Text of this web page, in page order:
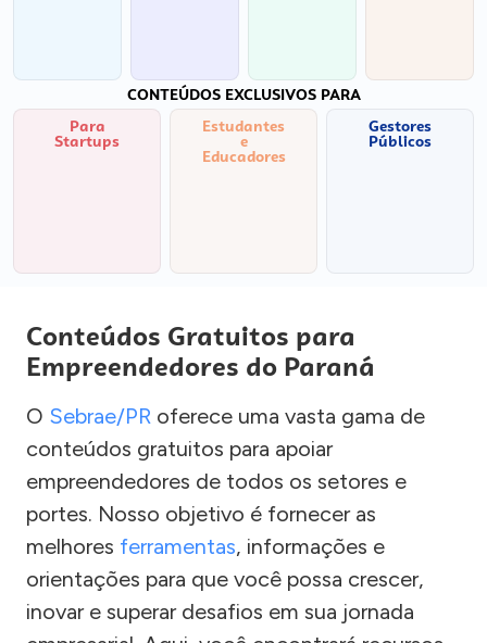
CONTEÚDOS EXCLUSIVOS PARA
Para
Startups
Estudantes
e
Educadores
Gestores
Públicos
Conteúdos Gratuitos para
Empreendedores do Paraná
O Sebrae/PR oferece uma vasta gama de
conteúdos gratuitos para apoiar
empreendedores de todos os setores e
portes. Nosso objetivo é fornecer as
melhores ferramentas, informações e
orientações para que você possa crescer,
inovar e superar desafios em sua jornada